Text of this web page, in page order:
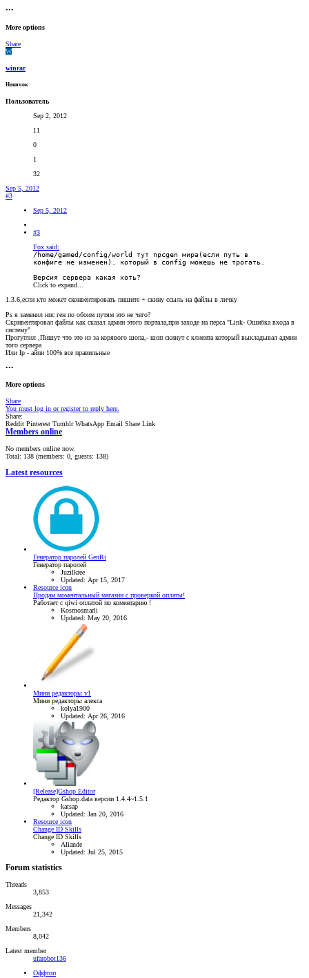
•••
More options
Share
W
winrar
Новичок
Пользователь
Sep 2, 2012
11
0
1
32
Sep 5, 2012
#3
Sep 5, 2012
#3
Fox said:
/home/gamed/config/world тут npcgen мира(если путь в
конфиге не изменен). который в config можешь не трогать.
Версия сервера какая хоть?
Click to expand...
1.3.6,если кто может сконвентировать пишите + скину ссыль на файлы в личку
Ps я заменил нпс ген по обоим путям это не чего?
Скрнвентировал файлы как сказал админ этого портала,при заходе на перса "Link- Ошибка входа в
систему"
Прогуглил ,Пишут что это из за корявого шопа,- шоп скинут с клиента который выкладывал админ
того сервера
Или Ip - айпи 100% все правильные
•••
More options
Share
You must log in or register to reply here.
Share:
Reddit Pinterest Tumblr WhatsApp Email Share Link
Members online
No members online now.
Total: 138 (members: 0, guests: 138)
Latest resources
Генератор паролей GenRi
Генератор паролей
Juzilkree
Updated: Apr 15, 2017
Resource icon
Продам моментальный магазин с проверкой оплаты!
Работает с qiwi оплатой по коментарию !
Kosmosmarli
Updated: May 20, 2016
Мини редакторы v1
Мини редакторы алекса
kolya1900
Updated: Apr 26, 2016
[Release]Gshop Editor
Редактор Gshop.data версии 1.4.4~1.5.1
katsap
Updated: Jan 20, 2016
Resource icon
Change ID Skills
Change ID Skills
Aliande
Updated: Jul 25, 2015
Forum statistics
Threads
3,853
Messages
21,342
Members
8,042
Latest member
ufarobot136
Оффтоп